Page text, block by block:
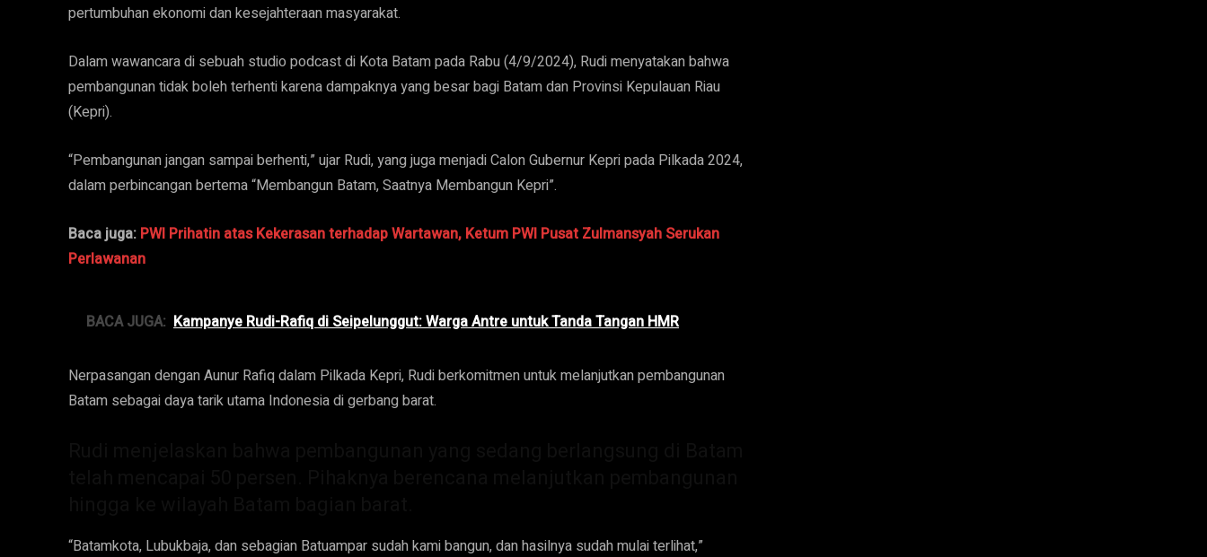
pertumbuhan ekonomi dan kesejahteraan masyarakat.
Dalam wawancara di sebuah studio podcast di Kota Batam pada Rabu (4/9/2024), Rudi menyatakan bahwa
pembangunan tidak boleh terhenti karena dampaknya yang besar bagi Batam dan Provinsi Kepulauan Riau
(Kepri).
“Pembangunan jangan sampai berhenti,” ujar Rudi, yang juga menjadi Calon Gubernur Kepri pada Pilkada 2024,
dalam perbincangan bertema “Membangun Batam, Saatnya Membangun Kepri”.
Baca juga: PWI Prihatin atas Kekerasan terhadap Wartawan, Ketum PWI Pusat Zulmansyah Serukan
Perlawanan
BACA JUGA: Kampanye Rudi-Rafiq di Seipelunggut: Warga Antre untuk Tanda Tangan HMR
Nerpasangan dengan Aunur Rafiq dalam Pilkada Kepri, Rudi berkomitmen untuk melanjutkan pembangunan
Batam sebagai daya tarik utama Indonesia di gerbang barat.
“Batamkota, Lubukbaja, dan sebagian Batuampar sudah kami bangun, dan hasilnya sudah mulai terlihat,”